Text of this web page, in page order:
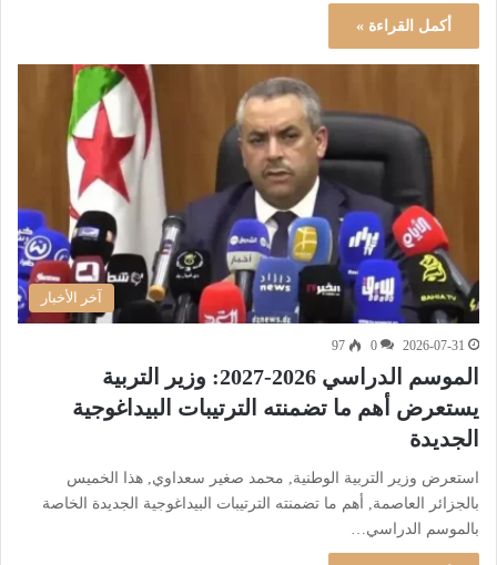
أكمل القراءة »
آخر الأخبار
2026-07-31
0
97
الموسم الدراسي 2026-2027: وزير التربية
يستعرض أهم ما تضمنته الترتيبات البيداغوجية
الجديدة
استعرض وزير التربية الوطنية, محمد صغير سعداوي, هذا الخميس
بالجزائر العاصمة, أهم ما تضمنته الترتيبات البيداغوجية الجديدة الخاصة
بالموسم الدراسي…